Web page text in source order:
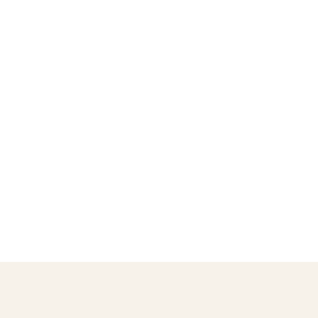
une histoire.
Premium ?
Premium
du pain d’épices et des nonnettes premium